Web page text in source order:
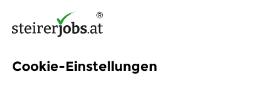
Maler / Lackierer (m/w/d)
Cookie-Einstellungen